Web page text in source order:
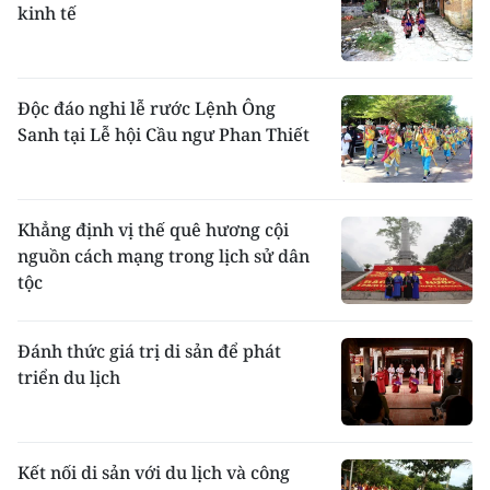
Mặc
: Nam nữ đều quấn váy tấm. Ðàn ông
mặc áo cánh ngắn xẻ ngực cài khuy. Ðàn bà
mặc áo dài chui đầu. Màu chủ đạo trên y
phục là màu trắng của vải sợi bông. Ngày
nay, trong sinh hoạt hằng ngày, người Chăm
ăn mặc nhưngười Việtở miền Trung, chỉ có
chiếc áo dài chui đầu là còn thấy xuất hiện
Vào dịp lễ Ramưwan, nam nữ người Chăm
thường khoác lên mình trang phục truyền thống
kinh tế
Độc đáo nghi lễ rước Lệnh Ông
Sanh tại Lễ hội Cầu ngư Phan Thiết
Khẳng định vị thế quê hương cội
nguồn cách mạng trong lịch sử dân
tộc
Đánh thức giá trị di sản để phát
triển du lịch
Kết nối di sản với du lịch và công